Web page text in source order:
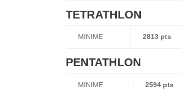
TETRATHLON
MINIME 2813 pts
PENTATHLON
MINIME 2594 pts